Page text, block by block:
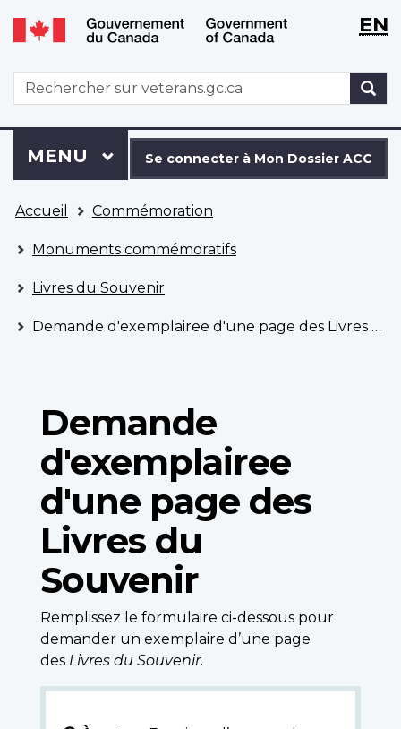
Aller
au
principal
Passer
à
version
HTML
simplifiée
WxT
WxTEN
WxT
Search
form
connecter
à
Dossier
ACC
Se connecter à Mon Dossier ACC
Menu
MENU PRINCIPAL
êtes
ici
Accueil Commémoration
Monuments commémoratifs
Livres du Souvenir
Demande d'exemplairee d'une page des Livres du Souvenir
Demande
d'exemplairee
d'une page des
Livres du
Souvenir
Remplissez le formulaire ci-dessous pour
demander un exemplaire d’une page
des Livres du Souvenir.